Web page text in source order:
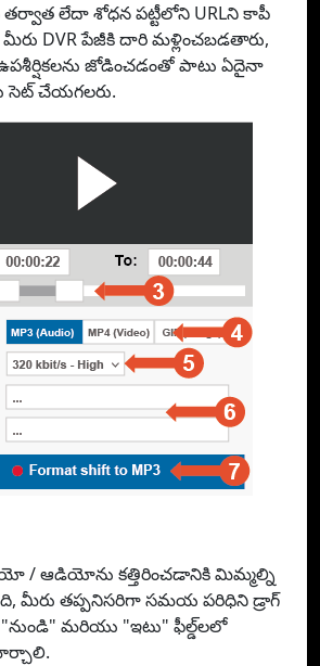
తర్వాత లేదా శోధన పట్టీలోని URLని కాపీ
DVR పేజీకి దారి మళ్లించబడతారు,
జోడించడంతో పాటు ఏదైనా
సెట్ చేయగలరు.
/ ఆడియోను కత్తిరించడానికి మిమ్మల్ని
మీరు తప్పనిసరిగా సమయ పరిధిని డ్రాగ్
మరియు "ఇటు" ఫీల్డ్‌లలో